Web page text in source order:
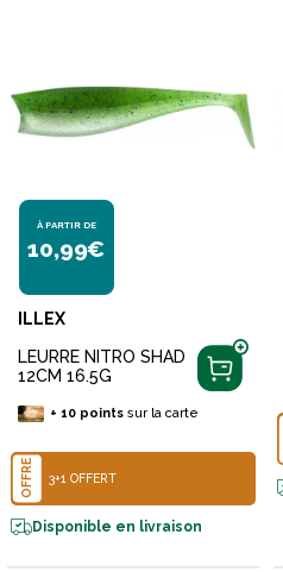
À PARTIR DE
10,99€
ILLEX
LEURRE NITRO SHAD
12CM 16.5G
+ 10pointssur la carte
OFFRE 3+1 OFFERT
Disponible en livraison